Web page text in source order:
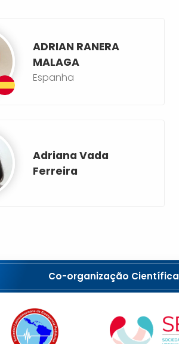
ADRIAN RANERA
MALAGA
Espanha
Adriana Vada
Ferreira
Co-organização Científica